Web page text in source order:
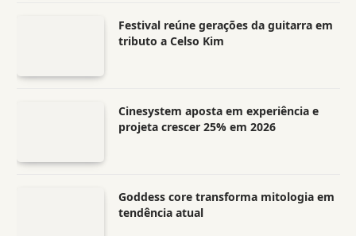
Festival reúne gerações da guitarra em
tributo a Celso Kim
Cinesystem aposta em experiência e
projeta crescer 25% em 2026
Goddess core transforma mitologia em
tendência atual